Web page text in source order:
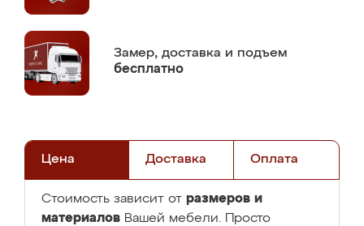
Замер, доставка и подъем
бесплатно
Цена Доставка Оплата
Стоимость зависит от размеров и
материалов Вашей мебели. Просто